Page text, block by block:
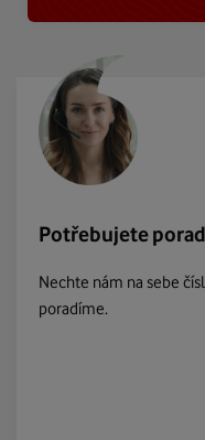
Potřebujete
Nechte nám na sebe
poradíme.